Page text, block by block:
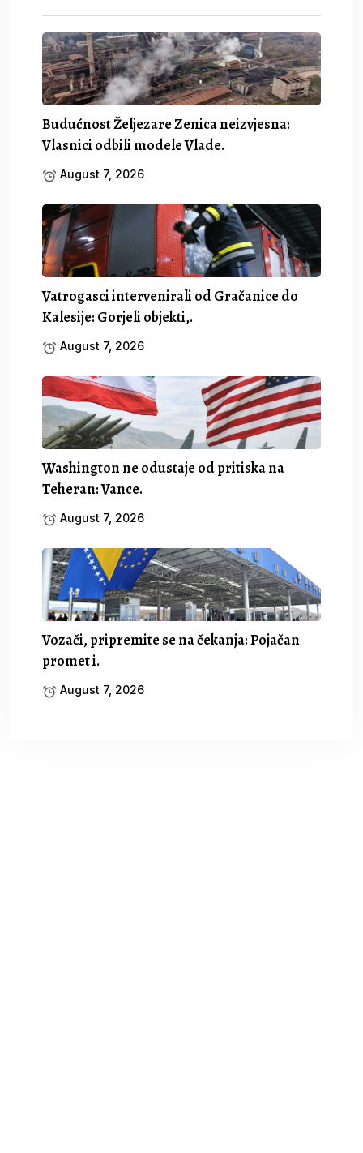
Budućnost Željezare Zenica neizvjesna:
Vlasnici odbili modele Vlade.
August 7, 2026
Vatrogasci intervenirali od Gračanice do
Kalesije: Gorjeli objekti,.
August 7, 2026
Washington ne odustaje od pritiska na
Teheran: Vance.
August 7, 2026
Vozači, pripremite se na čekanja: Pojačan
promet i.
August 7, 2026